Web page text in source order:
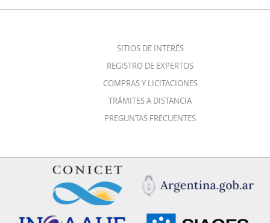
SITIOS DE INTERÉS
REGISTRO DE EXPERTOS
COMPRAS Y LICITACIONES
TRÁMITES A DISTANCIA
PREGUNTAS FRECUENTES